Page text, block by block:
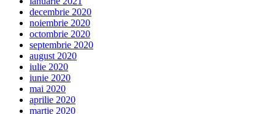
decembrie 2020
noiembrie 2020
octombrie 2020
septembrie 2020
august 2020
iulie 2020
iunie 2020
mai 2020
aprilie 2020
martie 2020